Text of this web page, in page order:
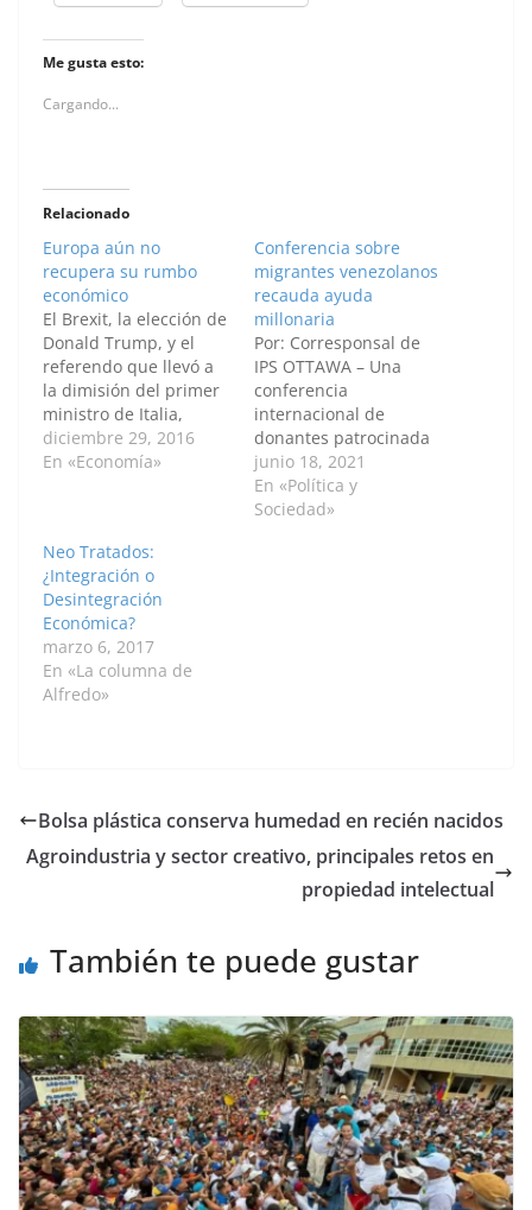
Me gusta esto:
Cargando...
Relacionado
Europa aún no
recupera su rumbo
económico
El Brexit, la elección de
Donald Trump, y el
referendo que llevó a
la dimisión del primer
ministro de Italia,
Matteo Renzi, tienen
un elemento en
establishment que
apoya proyectos de
integración financiera
internacional y
tratados de libre
comercio…
diciembre 29, 2016
En «Economía»
Conferencia sobre
migrantes venezolanos
recauda ayuda
millonaria
Por: Corresponsal de
IPS OTTAWA – Una
conferencia
internacional de
donantes patrocinada
por Canadá recaudó el
17 de junio aportes y
compromisos por 1500
junio 18, 2021
En «Política y
Sociedad»
Neo Tratados:
¿Integración o
Desintegración
Económica?
marzo 6, 2017
En «La columna de
Alfredo»
Bolsa plástica conserva humedad en recién nacidos
Agroindustria y sector creativo, principales retos en
propiedad intelectual
También te puede gustar